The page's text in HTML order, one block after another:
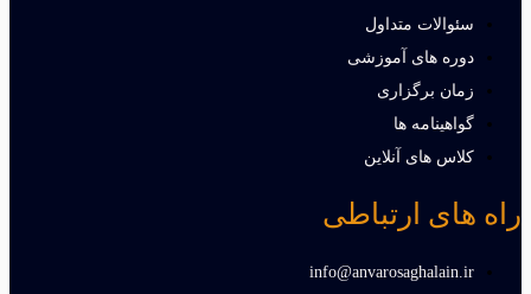
سئوالات متداول
دوره های آموزشی
زمان برگزاری
گواهینامه ها
کلاس های آنلاین
راه های ارتباطی
info@anvarosaghalain.ir​